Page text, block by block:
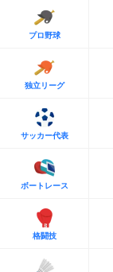
プロ野球
独立リーグ
サッカー代表
ボートレース
格闘技